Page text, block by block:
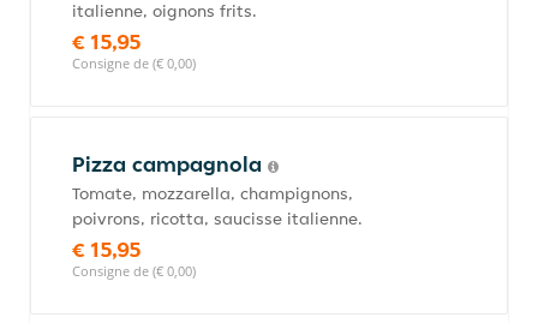
italienne, oignons frits.
€ 15,95
Consigne de (€ 0,00)
Pizza campagnola
Tomate, mozzarella, champignons,
poivrons, ricotta, saucisse italienne.
€ 15,95
Consigne de (€ 0,00)